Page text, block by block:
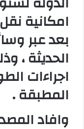
امكانية
بعد عبر
الحديثة ،
اجراءات
المطبقة .
وافاد